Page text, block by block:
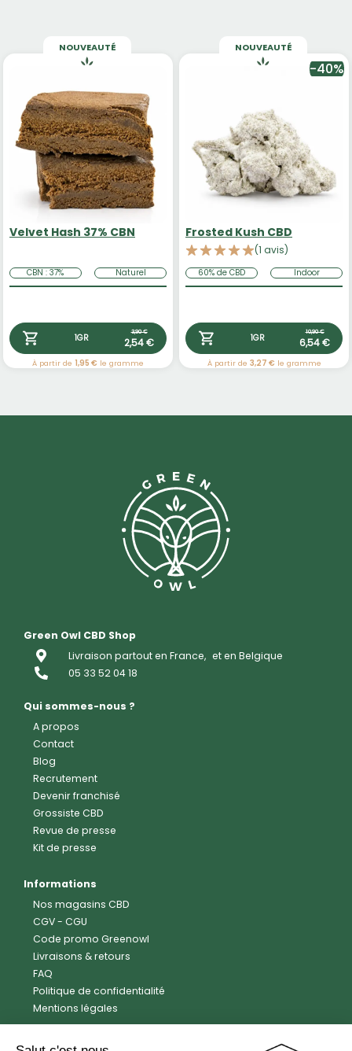
NOUVEAUTÉ
Velvet Hash 37% CBN
CBN : 37% Naturel
1GR
3,90 €
2,54 €
À partir de 1,95 € le gramme
NOUVEAUTÉ
-40%
Frosted Kush CBD
(1 avis)
60% de CBD Indoor
1GR
10,90 €
6,54 €
À partir de 3,27 € le gramme
Green Owl CBD Shop
Livraison partout en France, et en Belgique
05 33 52 04 18
Qui sommes-nous ?
A propos
Contact
Blog
Recrutement
Devenir franchisé
Grossiste CBD
Revue de presse
Kit de presse
Informations
Nos magasins CBD
CGV- CGU
Code promo Greenowl
Livraisons & retours
FAQ
Politique de confidentialité
Mentions légales